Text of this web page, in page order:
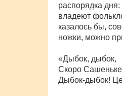
распорядка
владеют
казалось бы,
ножки, можно
«Дыбок, дыбок,
Скоро Сашеньке
Дыбок-дыбок!